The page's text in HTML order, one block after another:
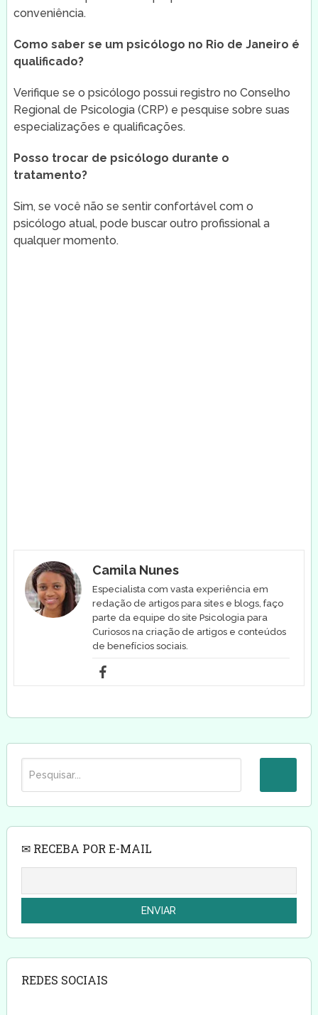
conveniência.
Como saber se um psicólogo no Rio de Janeiro é
qualificado?
Verifique se o psicólogo possui registro no Conselho
Regional de Psicologia (CRP) e pesquise sobre suas
especializações e qualificações.
Posso trocar de psicólogo durante o
tratamento?
Sim, se você não se sentir confortável com o
psicólogo atual, pode buscar outro profissional a
qualquer momento.
Camila Nunes
Especialista com vasta experiência em
redação de artigos para sites e blogs, faço
parte da equipe do site Psicologia para
Curiosos na criação de artigos e conteúdos
de benefícios sociais.
✉ RECEBA POR E-MAIL
REDES SOCIAIS